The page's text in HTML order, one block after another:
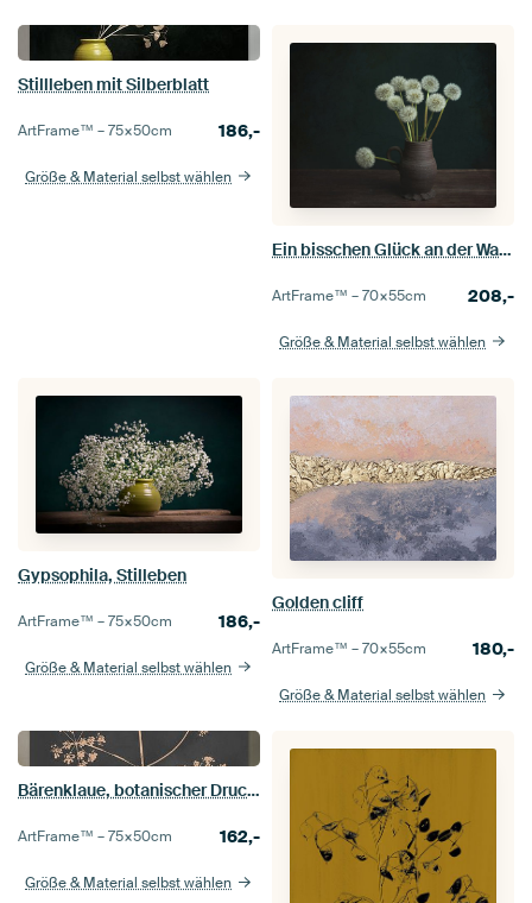
Stillleben mit Silberblatt
ArtFrame™ –75×50cm 186,-
Größe & Material selbst wählen
Ein bisschen Glück an der Wand, Löwenzahn aus der Goldener Zeitalter
ArtFrame™ –70×55cm 208,-
Größe & Material selbst wählen
Gypsophila, Stilleben
ArtFrame™ –75×50cm 186,-
Größe & Material selbst wählen
Golden cliff
ArtFrame™ –70×55cm 180,-
Größe & Material selbst wählen
Bärenklaue, botanischer Druck in Anthrazit
ArtFrame™ –75×50cm 162,-
Größe & Material selbst wählen